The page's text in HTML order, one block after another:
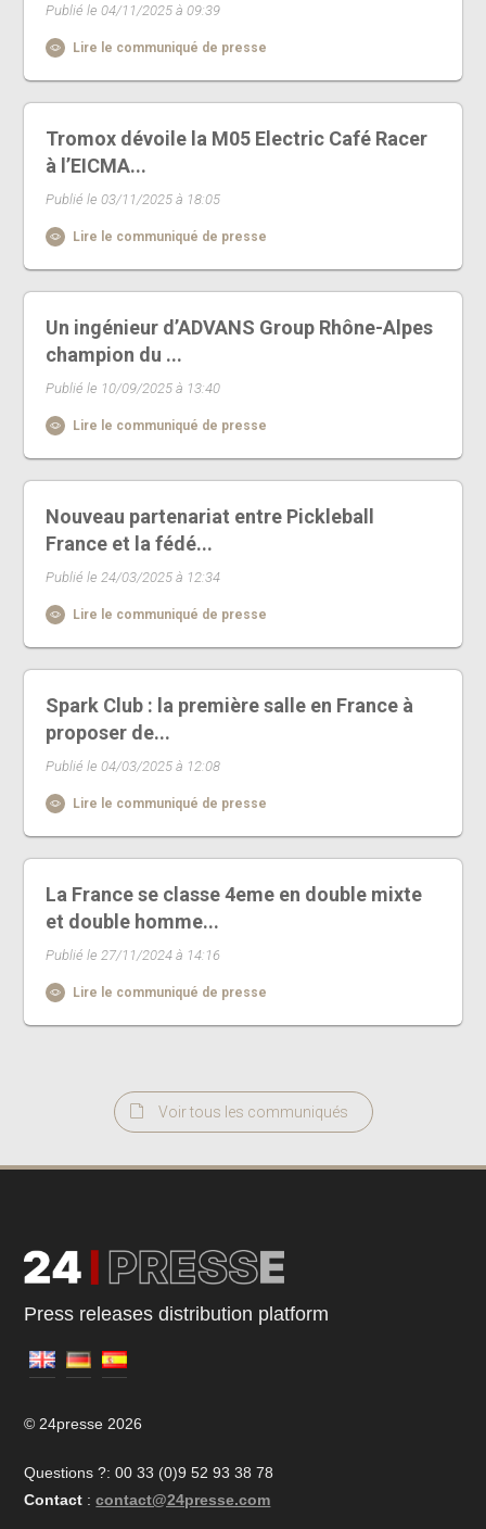
Publié le 04/11/2025 à 09:39
Lire le communiqué de presse
Tromox dévoile la M05 Electric Café Racer
à l’EICMA...
Publié le 03/11/2025 à 18:05
Lire le communiqué de presse
Un ingénieur d’ADVANS Group Rhône-Alpes
champion du ...
Publié le 10/09/2025 à 13:40
Lire le communiqué de presse
Nouveau partenariat entre Pickleball
France et la fédé...
Publié le 24/03/2025 à 12:34
Lire le communiqué de presse
Spark Club : la première salle en France à
proposer de...
Publié le 04/03/2025 à 12:08
Lire le communiqué de presse
La France se classe 4eme en double mixte
et double homme...
Publié le 27/11/2024 à 14:16
Lire le communiqué de presse
Voir tous les communiqués
Press releases distribution platform
© 24presse 2026
Questions ?: 00 33 (0)9 52 93 38 78
Contact : contact@24presse.com